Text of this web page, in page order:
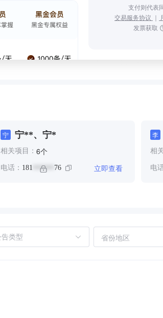
支付则代表
交易服务协议 ｜
发票获取
宁 宁**、宁*
相关项目： 6个
电话： 181 ****** 76 立即查看
李
相
电
省份地区